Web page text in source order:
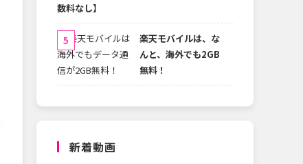
数料なし】
楽天モバイルは、な
んと、海外でも2GB
無料！
新着動画